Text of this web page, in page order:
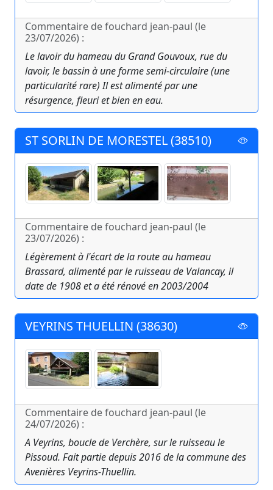
Commentaire de fouchard jean-paul (le
23/07/2026) :
Le lavoir du hameau du Grand Gouvoux, rue du
lavoir, le bassin à une forme semi-circulaire (une
particularité rare) Il est alimenté par une
résurgence, fleuri et bien en eau.
ST SORLIN DE MORESTEL (38510)
Commentaire de fouchard jean-paul (le
23/07/2026) :
Légèrement à l'écart de la route au hameau
Brassard, alimenté par le ruisseau de Valancay, il
date de 1908 et a été rénové en 2003/2004
VEYRINS THUELLIN (38630)
Commentaire de fouchard jean-paul (le
24/07/2026) :
A Veyrins, boucle de Verchère, sur le ruisseau le
Pissoud. Fait partie depuis 2016 de la commune des
Avenières Veyrins-Thuellin.